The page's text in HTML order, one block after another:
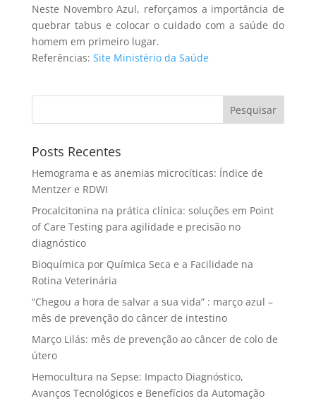
Neste Novembro Azul, reforçamos a importância de
quebrar tabus e colocar o cuidado com a saúde do
homem em primeiro lugar.
Referências: Site Ministério da Saúde
Pesquisar
Posts Recentes
Hemograma e as anemias microcíticas: Índice de
Mentzer e RDWI
Procalcitonina na prática clínica: soluções em Point
of Care Testing para agilidade e precisão no
diagnóstico
Bioquímica por Química Seca e a Facilidade na
Rotina Veterinária
“Chegou a hora de salvar a sua vida” : março azul –
mês de prevenção do câncer de intestino
Março Lilás: mês de prevenção ao câncer de colo de
útero
Hemocultura na Sepse: Impacto Diagnóstico,
Avanços Tecnológicos e Benefícios da Automação